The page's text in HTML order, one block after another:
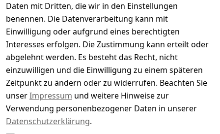
5
( 0 )
4
( 0 )
3
( 0 )
2
( 0 )
1
( 0 )
Es hat noch niemand eine Bewertung für diesen
Artikel abgegeben
Daten mit Dritten, die wir in den Einstellungen
benennen. Die Datenverarbeitung kann mit
Einwilligung oder aufgrund eines berechtigten
Interesses erfolgen. Die Zustimmung kann erteilt oder
abgelehnt werden. Es besteht das Recht, nicht
einzuwilligen und die Einwilligung zu einem späteren
Zeitpunkt zu ändern oder zu widerrufen. Beachten Sie
unserImpressum und weitere Hinweise zur
Verwendung personenbezogener Daten in unserer
Datenschutzerklärung.